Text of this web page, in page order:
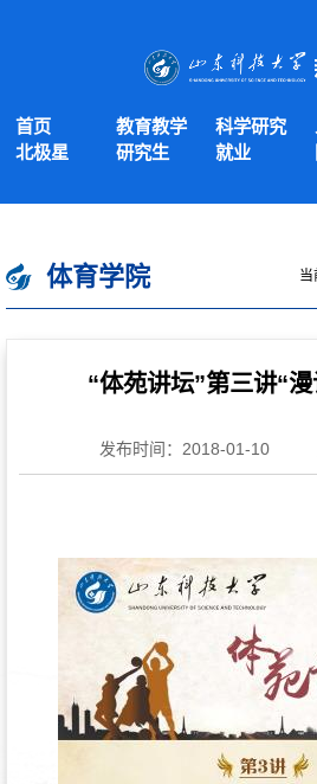
首页 教育教学 科学研究
北极星
研究生 就业
体育学院 当
“体苑讲坛”第三讲“
发布时间：2018-01-10